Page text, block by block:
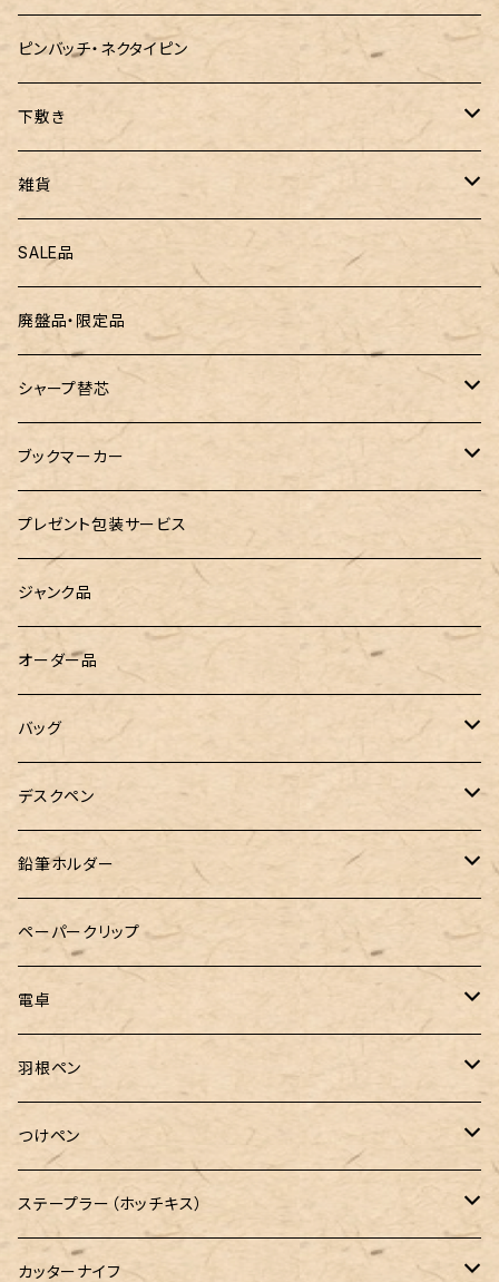
LAMY（ラミー）
ぺんてる
三菱鉛筆
ZEBRA（ゼブラ）
ROMEO（ロメオ）
こぶた工房
島田小割製材所
Ystudio（ワイスタジオ）
LOGステーショナリー
WATERMAN（ウォーターマン）
工房sokoharo（そこはろ）
ピンバッチ・ネクタイピン
下敷き
専用リフィル
雑貨
黒板
跳び箱小物入れ
バランスゲーム（3種の木のおもちゃ）
どんぐりころころ（木のおもちゃ）
ラジオメーター
Tempo Drop（テンポドロップ）
グラスマーカー
バッグハンガー
SALE品
廃盤品・限定品
シャープ替芯
ぺんてる
廃盤品 Ain シュタイン 0.3
廃盤品 Ain シュタイン 0.2
ブックマーカー
ペーパーペン by if
プレゼント包装サービス
ジャンク品
オーダー品
バッグ
&Liebe(アンドリーベ)
デスクペン
24季 スタビライズドウッド
鉛筆ホルダー
LOGステーショナリー
ペーパークリップ
電卓
CASIO（カシオ）
羽根ペン
ボルトレッティ
ルビナート
つけペン
ボルトレッティ
ステープラー（ホッチキス）
エルカスコ
カッターナイフ